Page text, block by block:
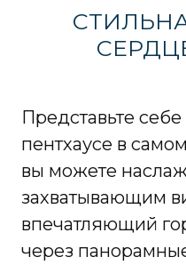
Представьте
пентхаусе в
вы можете
захватывающим
впечатляющий
через